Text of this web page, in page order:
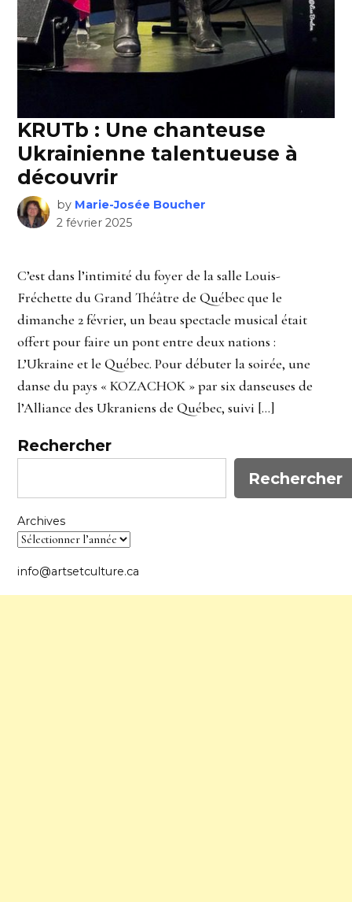
KRUTb : Une chanteuse
Ukrainienne talentueuse à
découvrir
by Marie-Josée Boucher
2 février 2025
C’est dans l’intimité du foyer de la salle Louis-
Fréchette du Grand Théâtre de Québec que le
dimanche 2 février, un beau spectacle musical était
offert pour faire un pont entre deux nations :
L’Ukraine et le Québec. Pour débuter la soirée, une
danse du pays « KOZACHOK » par six danseuses de
l’Alliance des Ukraniens de Québec, suivi […]
Rechercher
Rechercher
Archives
info@artsetculture.ca